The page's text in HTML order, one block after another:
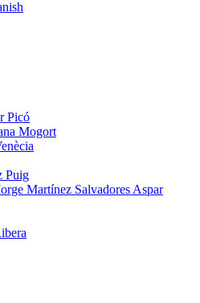
Picó
Mogort
Puig
Martínez Salvadores Aspar